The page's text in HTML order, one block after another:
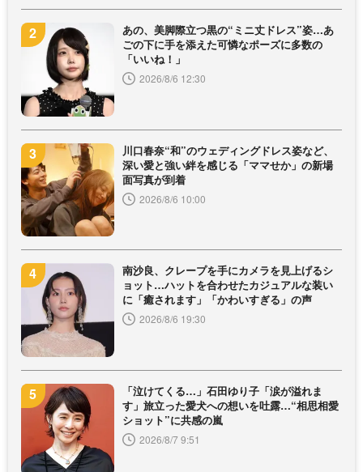
あの、美脚際立つ黒の“ミニ丈ドレス”姿…あ
ごの下に手を添えた可憐なポーズに多数の
「いいね！」
2026/8/6 12:30
川口春奈“和”のウェディングドレス姿など、
深い愛と強い絆を感じる「ママせか」の新場
面写真が到着
2026/8/6 10:00
南沙良、クレープを手にカメラを見上げるシ
ョット…ハットを合わせたカジュアルな装い
に「癒されます」「かわいすぎる」の声
2026/8/6 19:30
「泣けてくる…」石田ゆり子「涙が溢れま
す」旅立った愛犬への想いを吐露…“相思相愛
ショット”に共感の嵐
2026/8/7 9:51